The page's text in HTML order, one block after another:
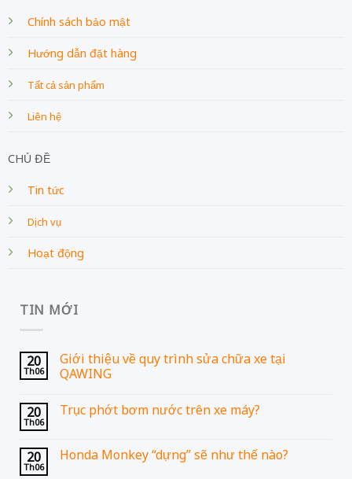
Chính sách bảo mật
Hướng dẫn đặt hàng
Tất cả sản phẩm
Liên hệ
CHỦ ĐỀ
Tin tức
Dịch vụ
Hoạt động
TIN MỚI
20
Th06
Giới thiệu về quy trình sửa chữa xe tại
QAWING
20
Th06
Trục phớt bơm nước trên xe máy?
20
Th06
Honda Monkey “dựng” sẽ như thế nào?